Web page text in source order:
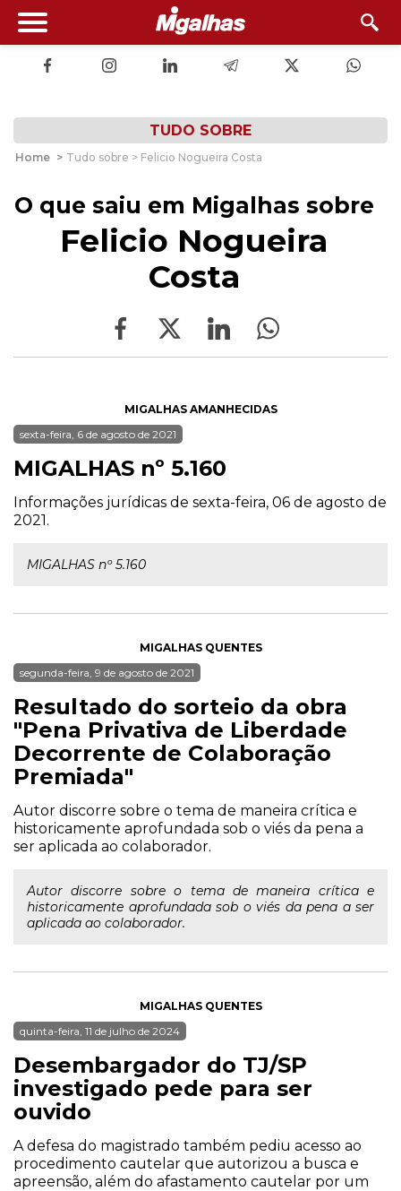
TUDO SOBRE
Home > Tudo sobre > Felicio Nogueira Costa
O que saiu em Migalhas sobre
Felicio Nogueira
Costa
MIGALHAS AMANHECIDAS
sexta-feira, 6 de agosto de 2021
MIGALHAS nº 5.160
Informações jurídicas de sexta-feira, 06 de agosto de
2021.
MIGALHAS nº 5.160
MIGALHAS QUENTES
segunda-feira, 9 de agosto de 2021
Resultado do sorteio da obra
"Pena Privativa de Liberdade
Decorrente de Colaboração
Premiada"
Autor discorre sobre o tema de maneira crítica e
historicamente aprofundada sob o viés da pena a
ser aplicada ao colaborador.
Autor discorre sobre o tema de maneira crítica e
historicamente aprofundada sob o viés da pena a ser
aplicada ao colaborador.
MIGALHAS QUENTES
quinta-feira, 11 de julho de 2024
Desembargador do TJ/SP
investigado pede para ser
ouvido
A defesa do magistrado também pediu acesso ao
procedimento cautelar que autorizou a busca e
apreensão, além do afastamento cautelar por um